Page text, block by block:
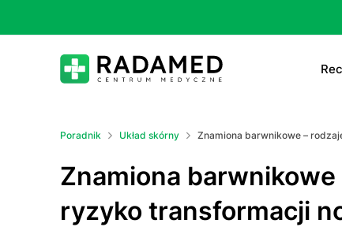
Poradnik Układ skórny Znamiona barwnikowe –
Znamiona
ryzyko transformacji